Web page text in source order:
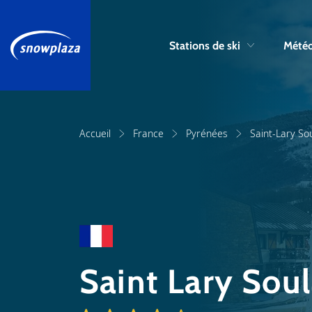
Stations de ski
Accueil France Pyrénées Saint-Lary
Saint Lary